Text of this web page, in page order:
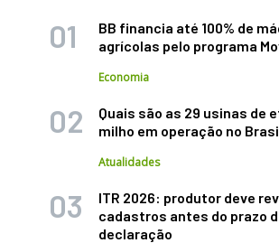
BB financia até 100% de
agrícolas pelo programa
Economia
Quais são as 29 usinas de
milho em operação no
Atualidades
ITR 2026: produtor deve
cadastros antes do prazo
declaração